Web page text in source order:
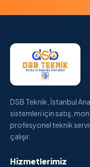
DSB Teknik, İstanbul
sistemleri için satış,
profesyonel teknik
çalışır.
Hizmetlerimiz